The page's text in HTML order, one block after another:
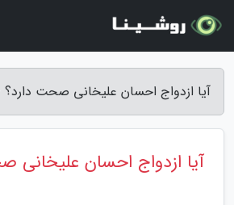
آیا ازدواج احسان علیخانی صحت دارد؟
آیا ازدواج احسان علیخانی